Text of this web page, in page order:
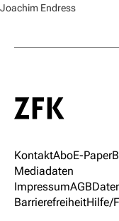
Joachim Endress
KontaktAboE-Paper
Mediadaten
ImpressumAGB
BarrierefreiheitHilfe/